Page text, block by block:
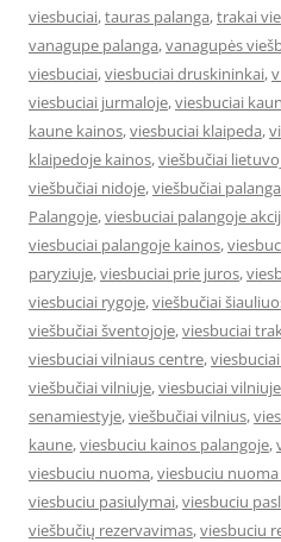
viesbuciai,tauras palanga,trakai
vanagupe palanga,vanagupės
viesbuciai,viesbuciai druskininkai,
viesbuciai jurmaloje,viesbuciai
kaune kainos,viesbuciai klaipeda,
klaipedoje kainos,viešbučiai
viešbučiai nidoje,viešbučiai palanga
Palangoje,viesbuciai palangoje
viesbuciai palangoje kainos,
paryziuje,viesbuciai prie juros,
viesbuciai rygoje,viešbučiai
viešbučiai šventojoje,viesbuciai
viesbuciai vilniaus centre,
viešbučiai vilniuje,viesbuciai
senamiestyje,viešbučiai vilnius,
kaune,viesbuciu kainos palangoje,
viesbuciu nuoma,viesbuciu
viesbuciu pasiulymai,viesbuciu
viešbučių rezervavimas,viesbuciu